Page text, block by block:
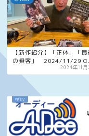
【新作紹介】「正体」「最
の乗客」 2024/11/29
2024年11月